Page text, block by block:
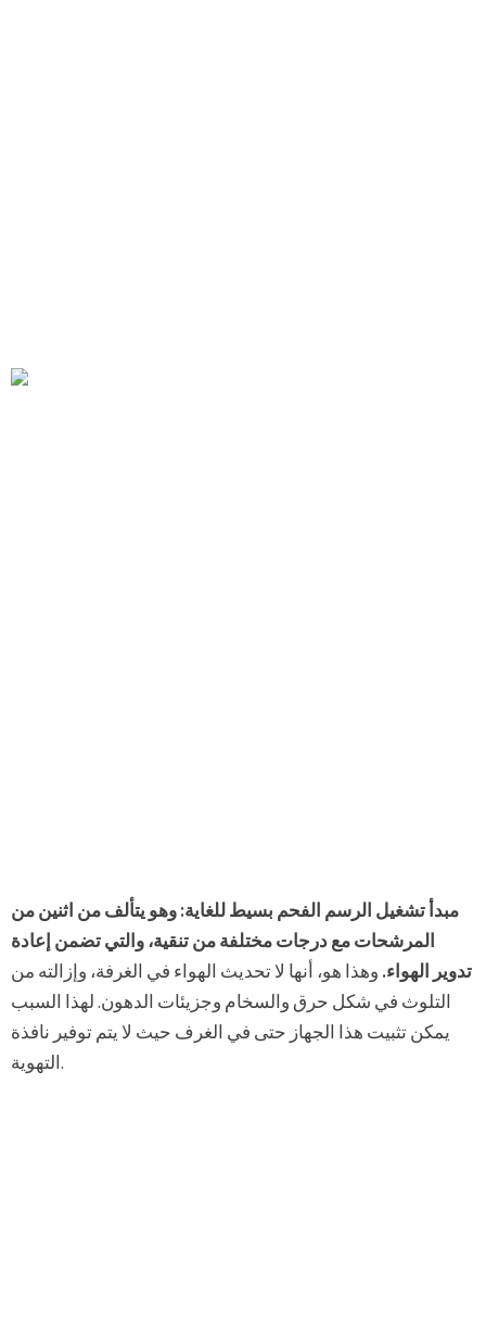
مبدأ تشغيل الرسم الفحم بسيط للغاية: وهو يتألف من اثنين من
المرشحات مع درجات مختلفة من تنقية، والتي تضمن إعادة
تدوير الهواء. وهذا هو، أنها لا تحديث الهواء في الغرفة، وإزالته من
التلوث في شكل حرق والسخام وجزيئات الدهون. لهذا السبب
يمكن تثبيت هذا الجهاز حتى في الغرف حيث لا يتم توفير نافذة
التهوية.